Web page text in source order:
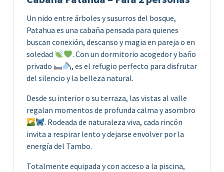
Un nido entre árboles y susurros del bosque,
Patahua es una cabaña pensada para quienes
buscan conexión, descanso y magia en pareja o en
soledad
. Con un dormitorio acogedor y baño
privado
, es el refugio perfecto para disfrutar
del silencio y la belleza natural.
Desde su interior o su terraza, las vistas al valle
regalan momentos de profunda calma y asombro
. Rodeada de naturaleza viva, cada rincón
invita a respirar lento y dejarse envolver por la
energía del Tambo.
Totalmente equipada y con acceso a la piscina,